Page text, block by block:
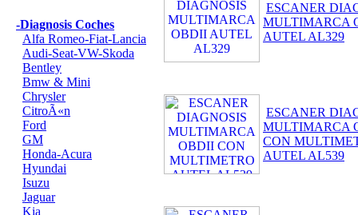
-Diagnosis Coches
Alfa Romeo-Fiat-Lancia
Audi-Seat-VW-Skoda
Bentley
Bmw & Mini
Chrysler
CitroÃ«n
Ford
GM
Honda-Acura
Hyundai
Isuzu
Jaguar
Kia
ESCANER
MULTIMARCA
AUTEL AL329
ESCANER
MULTIMARCA
CON
AUTEL AL539